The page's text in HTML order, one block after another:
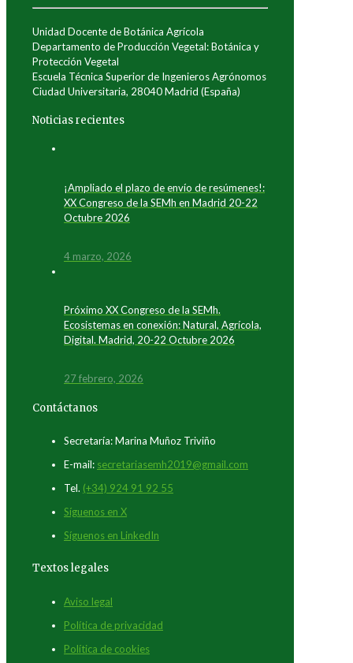
Unidad Docente de Botánica Agrícola
Departamento de Producción Vegetal: Botánica y
Protección Vegetal
Escuela Técnica Superior de Ingenieros Agrónomos
Ciudad Universitaria, 28040 Madrid (España)
Noticias recientes
¡Ampliado el plazo de envío de resúmenes!:
XX Congreso de la SEMh en Madrid 20-22
Octubre 2026
4 marzo, 2026
Próximo XX Congreso de la SEMh.
Ecosistemas en conexión: Natural, Agrícola,
Digital. Madrid, 20-22 Octubre 2026
27 febrero, 2026
Contáctanos
Secretaría: Marina Muñoz Triviño
E-mail: secretariasemh2019@gmail.com
Tel. (+34) 924 91 92 55
Síguenos en X
Síguenos en LinkedIn
Textos legales
Aviso legal
Política de privacidad
Política de cookies